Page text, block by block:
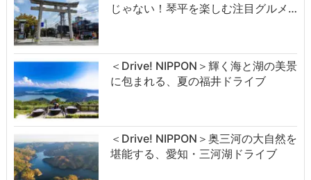
じゃない！琴平を楽しむ注目グルメ…
＜Drive! NIPPON＞輝く海と湖の美景
に包まれる、夏の福井ドライブ
＜Drive! NIPPON＞奥三河の大自然を
堪能する、愛知・三河湖ドライブ